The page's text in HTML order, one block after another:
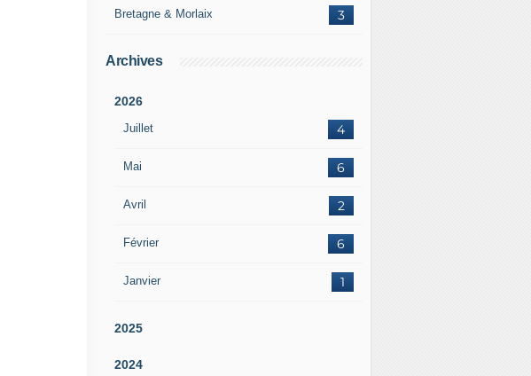
3
Bretagne & Morlaix
Archives
2026
Juillet 4
Mai 6
Avril 2
Février 6
Janvier 1
2025
2024